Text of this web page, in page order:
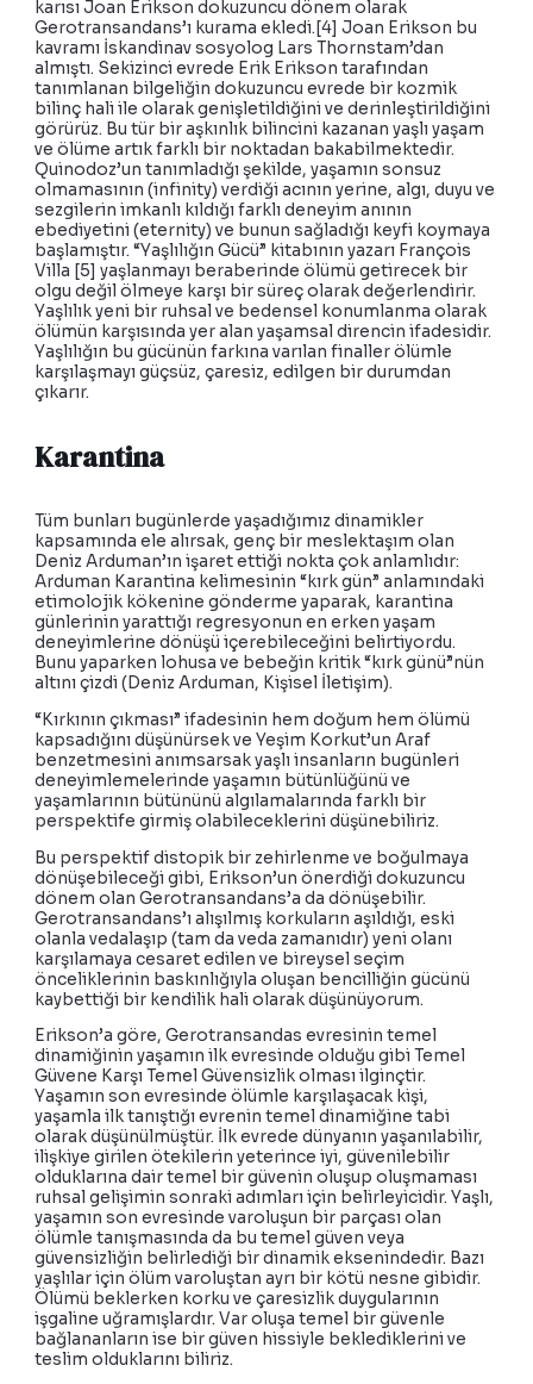
karısı Joan Erikson dokuzuncu dönem olarak
Gerotransandans’ı kurama ekledi.[4] Joan Erikson bu
kavramı İskandinav sosyolog Lars Thornstam’dan
almıştı. Sekizinci evrede Erik Erikson tarafından
tanımlanan bilgeliğin dokuzuncu evrede bir kozmik
bilinç hali ile olarak genişletildiğini ve derinleştirildiğini
görürüz. Bu tür bir aşkınlık bilincini kazanan yaşlı yaşam
ve ölüme artık farklı bir noktadan bakabilmektedir.
Quinodoz’un tanımladığı şekilde, yaşamın sonsuz
olmamasının (infinity) verdiği acının yerine, algı, duyu ve
sezgilerin imkanlı kıldığı farklı deneyim anının
ebediyetini (eternity) ve bunun sağladığı keyfi koymaya
başlamıştır. “Yaşlılığın Gücü” kitabının yazarı François
Villa [5] yaşlanmayı beraberinde ölümü getirecek bir
olgu değil ölmeye karşı bir süreç olarak değerlendirir.
Yaşlılık yeni bir ruhsal ve bedensel konumlanma olarak
ölümün karşısında yer alan yaşamsal direncin ifadesidir.
Yaşlılığın bu gücünün farkına varılan finaller ölümle
karşılaşmayı güçsüz, çaresiz, edilgen bir durumdan
çıkarır.
Karantina
Tüm bunları bugünlerde yaşadığımız dinamikler
kapsamında ele alırsak, genç bir meslektaşım olan
Deniz Arduman’ın işaret ettiği nokta çok anlamlıdır:
Arduman Karantina kelimesinin “kırk gün” anlamındaki
etimolojik kökenine gönderme yaparak, karantina
günlerinin yarattığı regresyonun en erken yaşam
deneyimlerine dönüşü içerebileceğini belirtiyordu.
Bunu yaparken lohusa ve bebeğin kritik “kırk günü”nün
altını çizdi (Deniz Arduman, Kişisel İletişim).
“Kırkının çıkması” ifadesinin hem doğum hem ölümü
kapsadığını düşünürsek ve Yeşim Korkut’un Araf
benzetmesini anımsarsak yaşlı insanların bugünleri
deneyimlemelerinde yaşamın bütünlüğünü ve
yaşamlarının bütününü algılamalarında farklı bir
perspektife girmiş olabileceklerini düşünebiliriz.
Bu perspektif distopik bir zehirlenme ve boğulmaya
dönüşebileceği gibi, Erikson’un önerdiği dokuzuncu
dönem olan Gerotransandans’a da dönüşebilir.
Gerotransandans’ı alışılmış korkuların aşıldığı, eski
olanla vedalaşıp (tam da veda zamanıdır) yeni olanı
karşılamaya cesaret edilen ve bireysel seçim
önceliklerinin baskınlığıyla oluşan bencilliğin gücünü
kaybettiği bir kendilik hali olarak düşünüyorum.
Erikson’a göre, Gerotransandas evresinin temel
dinamiğinin yaşamın ilk evresinde olduğu gibi Temel
Güvene Karşı Temel Güvensizlik olması ilginçtir.
Yaşamın son evresinde ölümle karşılaşacak kişi,
yaşamla ilk tanıştığı evrenin temel dinamiğine tabi
olarak düşünülmüştür. İlk evrede dünyanın yaşanılabilir,
ilişkiye girilen ötekilerin yeterince iyi, güvenilebilir
olduklarına dair temel bir güvenin oluşup oluşmaması
ruhsal gelişimin sonraki adımları için belirleyicidir. Yaşlı,
yaşamın son evresinde varoluşun bir parçası olan
ölümle tanışmasında da bu temel güven veya
güvensizliğin belirlediği bir dinamik eksenindedir. Bazı
yaşlılar için ölüm varoluştan ayrı bir kötü nesne gibidir.
Ölümü beklerken korku ve çaresizlik duygularının
işgaline uğramışlardır. Var oluşa temel bir güvenle
bağlananların ise bir güven hissiyle beklediklerini ve
teslim olduklarını biliriz.